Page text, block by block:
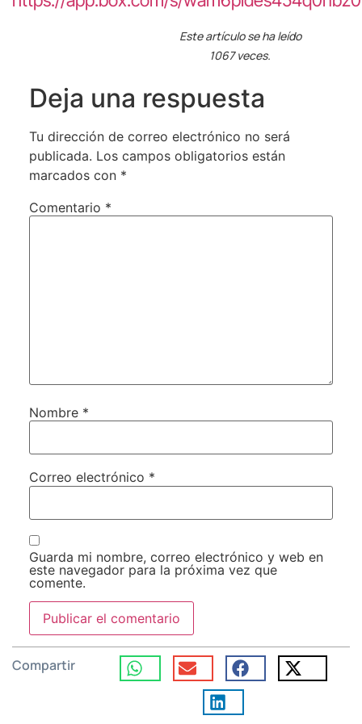
Este artículo se ha leído
1067 veces.
Deja una respuesta
Tu dirección de correo electrónico no será
publicada. Los campos obligatorios están
marcados con *
Comentario *
Nombre *
Correo electrónico *
Guarda mi nombre, correo electrónico y web en
este navegador para la próxima vez que
comente.
Compartir